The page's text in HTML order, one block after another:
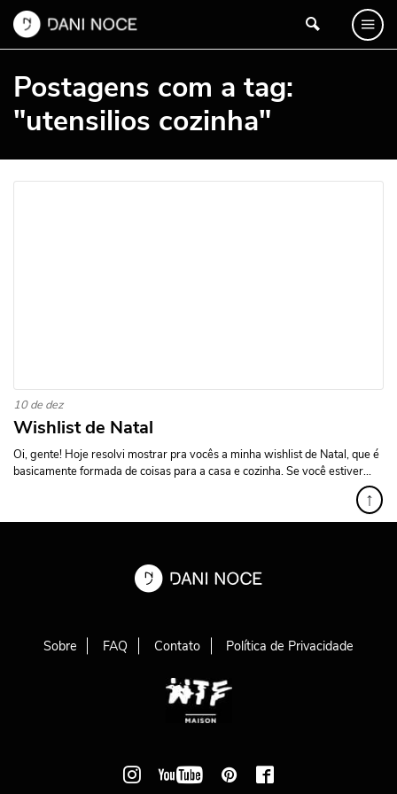
Postagens com a tag:
"utensilios cozinha"
10 de dez
Wishlist de Natal
Oi, gente! Hoje resolvi mostrar pra vocês a minha wishlist de Natal, que é
basicamente formada de coisas para a casa e cozinha. Se você estiver...
↑
Sobre FAQ Contato Política de Privacidade